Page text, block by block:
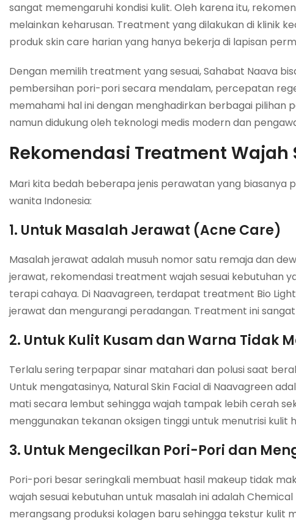
sangat memengaruhi kondisi kulit. Oleh karena itu,
melainkan keharusan. Treatment yang dilakukan di klinik
produk skin care harian yang hanya bekerja di lapisan
Dengan memilih treatment yang sesuai, Sahabat Naava
pembersihan pori-pori secara mendalam, percepatan
memahami hal ini dengan menghadirkan berbagai
namun didukung oleh teknologi medis modern dan
Rekomendasi Treatment
Mari kita bedah beberapa jenis perawatan yang biasanya
wanita Indonesia:
1. Untuk Masalah Jerawat (Acne Care)
Masalah jerawat adalah musuh nomor satu remaja dan
jerawat, rekomendasi treatment wajah sesuai kebutuhan
terapi cahaya. Di Naavagreen, terdapat treatment Bio
jerawat dan mengurangi peradangan. Treatment ini
2. Untuk Kulit Kusam dan Warna Tidak
Terlalu sering terpapar sinar matahari dan polusi saat
Untuk mengatasinya, Natural Skin Facial di Naavagreen
mati secara lembut sehingga wajah tampak lebih cerah
menggunakan tekanan oksigen tinggi untuk menutrisi kulit
3. Untuk Mengecilkan Pori-Pori dan
Pori-pori besar seringkali membuat hasil makeup tidak
wajah sesuai kebutuhan untuk masalah ini adalah
merangsang produksi kolagen baru sehingga tekstur